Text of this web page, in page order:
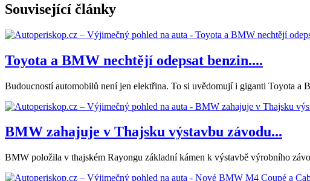
Související články
Toyota a BMW nechtějí odepsat benzin....
Budoucností automobilů není jen elektřina. To si uvědomují i giganti Toyota a
BMW zahajuje v Thajsku výstavbu závodu...
BMW položila v thajském Rayongu základní kámen k výstavbě výrobního